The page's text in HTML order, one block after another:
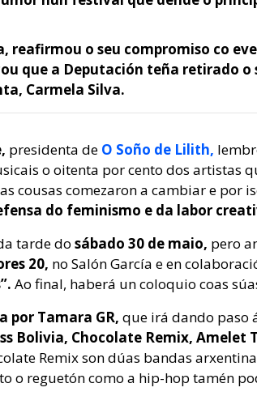
reafirmou o seu compromiso co
que a Deputación teña retirado o
Carmela Silva.
presidenta de O Soño de Lilith,
o oitenta por cento dos artistas
cousas comezaron a cambiar e por
do feminismo e da labor
tarde do sábado 30 de maio, pero
20, no Salón García e en
Ao final, haberá un coloquio coas
por Tamara GR, que irá dando paso
Bolivia, Chocolate Remix, Amelet
Remix son dúas bandas
o reguetón como a hip-hop tamén